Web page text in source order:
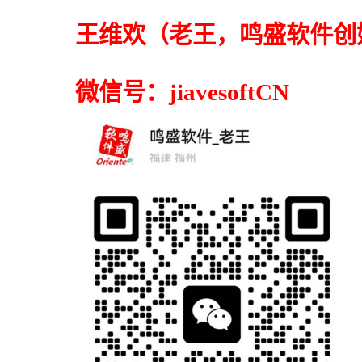
王维欢（老王，鸣盛软件
微信号： jiavesoftCN